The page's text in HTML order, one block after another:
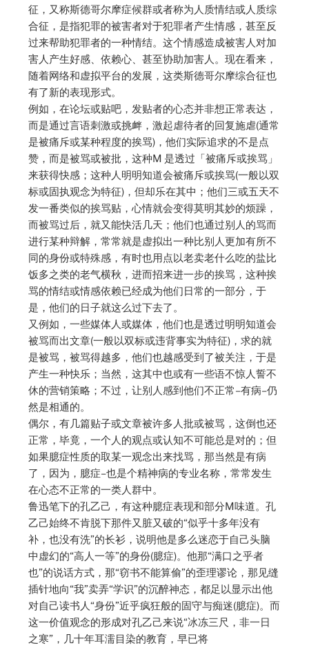
征，又称斯德哥尔摩症候群或者称为人质情结或人质综
合征，是指犯罪的被害者对于犯罪者产生情感，甚至反
过来帮助犯罪者的一种情结。这个情感造成被害人对加
害人产生好感、依赖心、甚至协助加害人。现在看来，
随着网络和虚拟平台的发展，这类斯德哥尔摩综合征也
有了新的表现形式。
例如，在论坛或贴吧，发贴者的心态并非想正常表达，
而是通过言语刺激或挑衅，激起虐待者的回复施虐(通常
是被痛斥或某种程度的挨骂)，他们实际追求的不是点
赞，而是被骂或被批，这种M 是透过「被痛斥或挨骂」
来获得快感；这种人明明知道会被痛斥或挨骂(一般以双
标或固执观念为特征)，但却乐在其中；他们三或五天不
发一番类似的挨骂贴，心情就会变得莫明其妙的烦躁，
而被骂过后，就又能快活几天；他们也通过别人的骂而
进行某种辩解，常常就是虚拟出一种比别人更加有所不
同的身份或特殊感，有时也用点以老卖老什么吃的盐比
饭多之类的老气横秋，进而招来进一步的挨骂，这种挨
骂的情结或情感依赖已经成为他们日常的一部分，于
是，他们的日子就这么过下去了。
又例如，一些媒体人或媒体，他们也是透过明明知道会
被骂而出文章(一般以双标或违背事实为特征)，求的就
是被骂，被骂得越多，他们也越感受到了被关注，于是
产生一种快乐；当然，这其中也或有一些语不惊人誓不
休的营销策略；不过，让别人感到他们不正常–有病–仍
然是相通的。
偶尔，有几篇贴子或文章被许多人批或被骂，这倒也还
正常，毕竟，一个人的观点或认知不可能总是对的；但
如果臆症性质的取某一观念出来找骂，那当然是有病
了，因为，臆症–也是个精神病的专业名称，常常发生
在心态不正常的一类人群中。
鲁迅笔下的孔乙己，有这种臆症表现和部分M味道。孔
乙己始终不肯脱下那件又脏又破的“似乎十多年没有
补，也没有洗”的长衫，说明他是多么迷恋于自己头脑
中虚幻的“高人一等”的身份(臆症)。他那“满口之乎者
也”的说话方式，那“窃书不能算偷”的歪理谬论，那见缝
插针地向“我”卖弄“学识”的沉醉神态，都足以显示出他
对自己读书人“身份”近乎疯狂般的固守与痴迷(臆症)。而
这一价值观念的形成对孔乙己来说“冰冻三尺，非一日
之寒”，几十年耳濡目染的教育，早已将